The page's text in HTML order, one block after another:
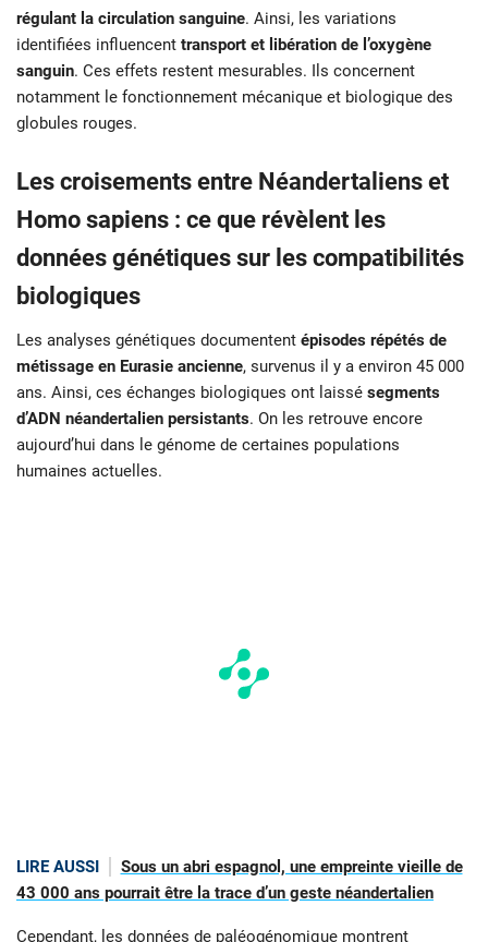
régulant la circulation sanguine. Ainsi, les variations
identifiées influencent transport et libération de l’oxygène
sanguin. Ces effets restent mesurables. Ils concernent
notamment le fonctionnement mécanique et biologique des
globules rouges.
Les croisements entre Néandertaliens et
Homo sapiens : ce que révèlent les
données génétiques sur les compatibilités
biologiques
Les analyses génétiques documentent épisodes répétés de
métissage en Eurasie ancienne, survenus il y a environ 45 000
ans. Ainsi, ces échanges biologiques ont laissé segments
d’ADN néandertalien persistants. On les retrouve encore
aujourd’hui dans le génome de certaines populations
humaines actuelles.
LIRE AUSSI
Sous un abri espagnol, une empreinte vieille de
43 000 ans pourrait être la trace d’un geste néandertalien
Cependant, les données de paléogénomique montrent